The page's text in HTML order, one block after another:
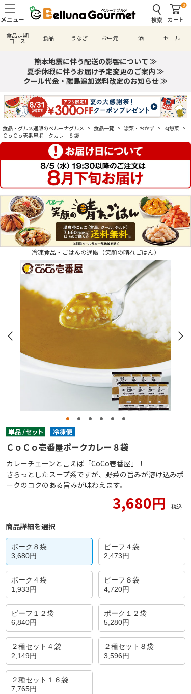
検索
0
カート
食品定期
コース 食品 うなぎ お中元 酒 セール
熊本地震に伴う配送の影響について ≫
夏季休暇に伴うお届け予定変更のご案内 ≫
クール代金・離島追加送料改定のお知らせ ≫
食品・グルメ通販のベルーナグルメ > 食品一覧 > 惣菜・おかず > 肉惣菜 >
ＣｏＣｏ壱番屋ポークカレー８袋
冷凍食品・ごはんの通販（笑顔の晴れごはん）
ＣｏＣｏ壱番屋ポークカレー８袋
カレーチェーンと言えば「CoCo壱番屋」！
さらっとしたスープ系ですが、野菜の旨みが溶け込みポ
ークのコクのある旨みが味わえます。
3,680円 税込
商品詳細を選択
ポーク８袋
3,680円
ビーフ４袋
2,473円
ポーク４袋
1,933円
ビーフ８袋
4,720円
ビーフ１２袋
6,840円
ポーク１２袋
5,280円
２種セット４袋
2,149円
２種セット８袋
3,596円
２種セット１６袋
7,765円